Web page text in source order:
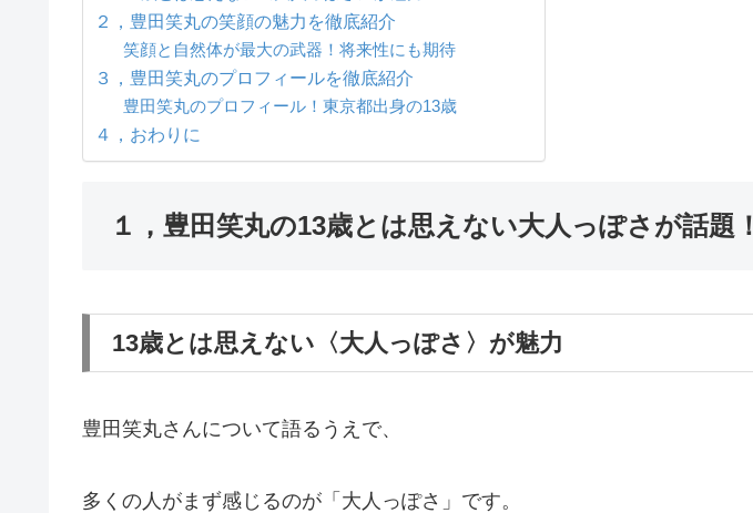
２，豊田笑丸の笑顔の魅力を徹底紹介
笑顔と自然体が最大の武器！将来性にも期待
３，豊田笑丸のプロフィールを徹底紹介
豊田笑丸のプロフィール！東京都出身の13歳
４，おわりに
１，豊田笑丸の13歳とは思えない大人っぽさが話題！
13歳とは思えない〈大人っぽさ〉が魅力
豊田笑丸さんについて語るうえで、
多くの人がまず感じるのが「大人っぽさ」です。